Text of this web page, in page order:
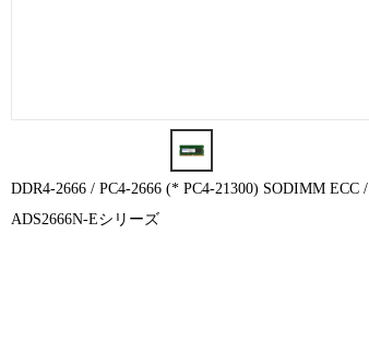
DDR4-2666 / PC4-2666 (* PC4-21300) SODIMM ECC /
ADS2666N-Eシリーズ